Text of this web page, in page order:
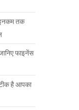
तक
फाइनेंस
है आपका